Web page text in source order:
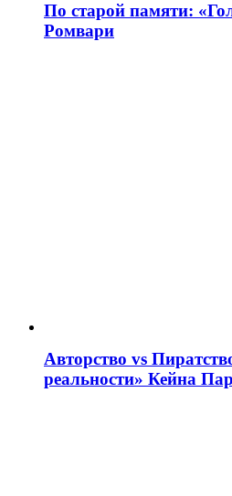
По старой памяти:
Ромвари
Авторство vs
реальности» Кейна